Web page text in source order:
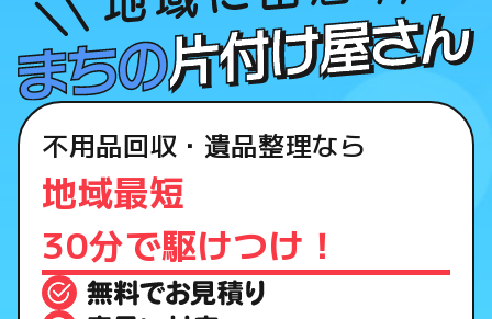
の
片
付
け
さ
不用品回収・遺品整理なら
地域最短
​​​​​​​30分で駆けつけ！